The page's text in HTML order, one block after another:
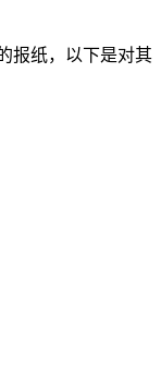
报纸，以下是对其